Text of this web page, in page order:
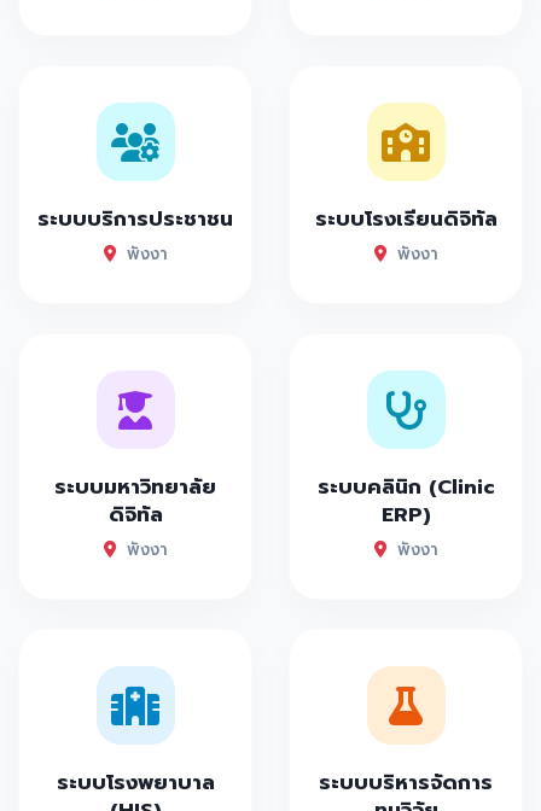
ระบบบริการประชาชน
พังงา
ระบบโรงเรียนดิจิทัล
พังงา
ระบบมหาวิทยาลัย
ดิจิทัล
พังงา
ระบบคลินิก (Clinic
ERP)
พังงา
ระบบโรงพยาบาล
ระบบบริหารจัดการ